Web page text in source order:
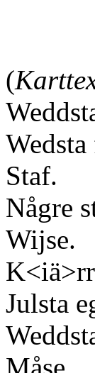
(
Staf.
Någre
Wijse.
Julsta